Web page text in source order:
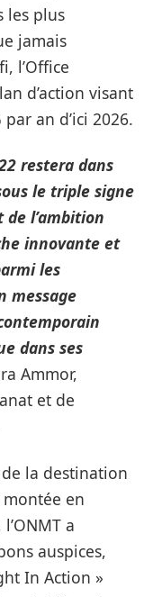
les plus
jamais
l’Office
d’action visant
an d’ici 2026.
restera dans
le triple signe
l’ambition
innovante et
les
message
dans ses
Ammor,
et de
la destination
en
a
auspices,
In Action »